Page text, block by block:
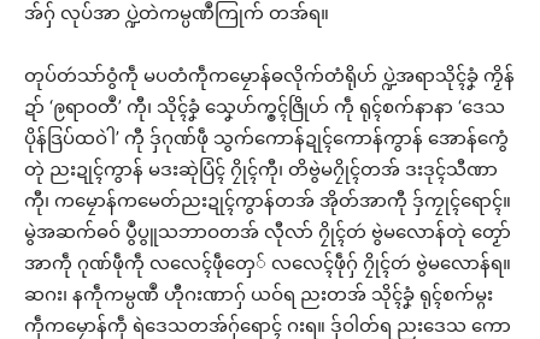
အ်ဂှ် လုပ်အာ ပ္ဍဲတဲကမ္ပဏဳကြုက် တအ်ရ။
တုပ်တဴသာ်ဝွံကဵု မပတံကဵုကမၠောန်ဓလိုက်တံရိုဟ် ပ္ဍဲအရာသိုၚ်ခၞံ ကၟိန်
ဍာ် ‘ဨရာဝတဳ’ ကီု၊ သိုၚ်ခၞံ သၞေဟ်က္ၜၚ်ဇြိုဟ် ကဵု ရုၚ်စက်နာနာ ‘ဒေသ
ပိုန်ဒြပ်ထဝဲါ’ ကီု ဒှ်ဂုဏ်ဖဵု သွက်ကောန်ဍုၚ်ကောန်ကွာန် အောန်ကွေံ
တုဲ ညးဍုၚ်ကွာန် မဒးဆုဲပြံၚ် ဂၠိုၚ်ကီု၊ တိဗွဲမဂၠိုၚ်တအ် ဒးဒုၚ်သီဏာ
ကီု၊ ကမၠောန်ကမေတ်ညးဍုၚ်ကွာန်တအ် အိုတ်အာကီု ဒှ်ကၠုၚ်ရောၚ်။
မွဲအဆက်ဓဝ် ပွဳပွူသဘာဝတအ် လီုလာ် ဂၠိုၚ်တဴ ဗွဲမလောန်တုဲ တၟော်
အာကဵု ဂုဏ်ဖဵုကဵု လလေၚ်ဖဵုတှေ် လလေၚ်ဖဵုဂှ် ဂၠိုၚ်တဴ ဗွဲမလောန်ရ။
ဆဂး၊ နကဵုကမ္ပဏဳ ဟီုဂးဏာဂှ် ယဝ်ရ ညးတအ် သိုၚ်ခၞံ ရုၚ်စက်မ္ဂး
ကဵုကမၠောန်ကဵု ရဲဒေသတအ်ဂှ်ရောၚ် ဂးရ။ ဒှ်ဝါတ်ရ ညးဒေသ ကော